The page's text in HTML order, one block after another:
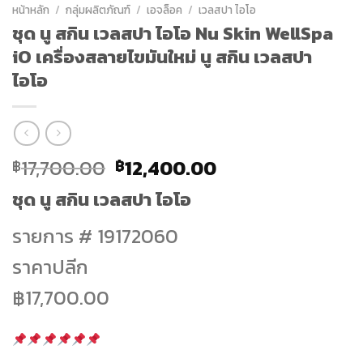
หน้าหลัก / กลุ่มผลิตภัณฑ์ / เอจล็อค / เวลสปา ไอโอ
ชุด นู สกิน เวลสปา ไอโอ Nu Skin WellSpa
iO เครื่องสลายไขมันใหม่ นู สกิน เวลสปา
ไอโอ
฿17,700.00 Original
price
was:
฿17,700.00.
฿12,400.00Current
ชุด นู สกิน เวลสปา ไอโอ
รายการ # 19172060
ราคาปลีก
฿17,700.00